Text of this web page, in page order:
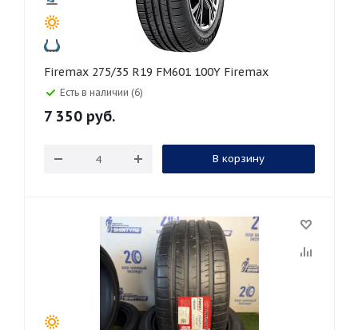
Firemax 275/35 R19 FM601 100Y Firemax
Есть в наличии (6)
7 350 руб.
В корзину